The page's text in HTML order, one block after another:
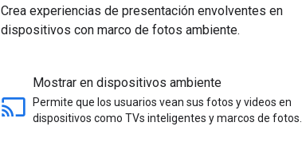
Crea experiencias de presentación envolventes en
dispositivos con marco de fotos ambiente.
cast
Mostrar en dispositivos ambiente
Permite que los usuarios vean sus fotos y videos en
dispositivos como TVs inteligentes y marcos de fotos.